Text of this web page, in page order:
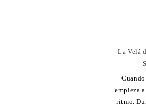
La Velá
empieza
ritmo.